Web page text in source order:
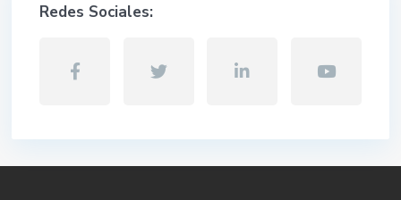
Redes Sociales: